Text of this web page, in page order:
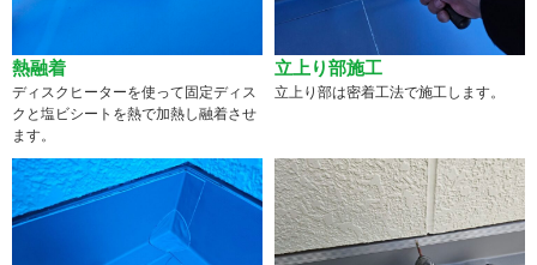
熱融着
ディスクヒーターを使って固定ディス
クと塩ビシートを熱で加熱し融着させ
ます。
立上り部施工
立上り部は密着工法で施工します。